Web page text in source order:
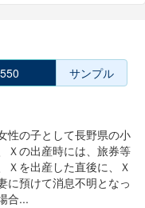
サンプル
の子として長野県の小
Ｘの出産時には、旅券等
Ｘを出産した直後に、Ｘ
に預けて消息不明となっ
合...